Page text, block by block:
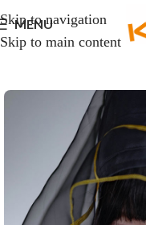
Skip to navigation
Skip to main content
MENU